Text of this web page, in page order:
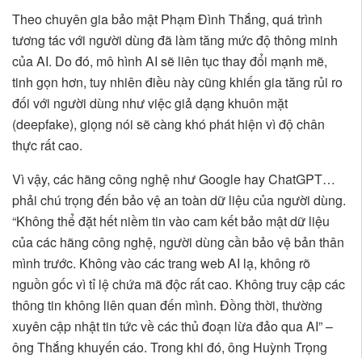
Theo chuyên gia bảo mật Phạm Đình Thắng, quá trình
tương tác với người dùng đã làm tăng mức độ thông minh
của AI. Do đó, mô hình AI sẽ liên tục thay đổi mạnh mẽ,
tinh gọn hơn, tuy nhiên điều này cũng khiến gia tăng rủi ro
đối với người dùng như việc giả dạng khuôn mặt
(deepfake), giọng nói sẽ càng khó phát hiện vì độ chân
thực rất cao.
Vì vậy, các hãng công nghệ như Google hay ChatGPT…
phải chú trọng đến bảo vệ an toàn dữ liệu của người dùng.
“Không thể đặt hết niềm tin vào cam kết bảo mật dữ liệu
của các hãng công nghệ, người dùng cần bảo vệ bản thân
mình trước. Không vào các trang web AI lạ, không rõ
nguồn gốc vì tỉ lệ chứa mã độc rất cao. Không truy cập các
thông tin không liên quan đến mình. Đồng thời, thường
xuyên cập nhật tin tức về các thủ đoạn lừa đảo qua AI” –
ông Thắng khuyến cáo. Trong khi đó, ông Huỳnh Trọng